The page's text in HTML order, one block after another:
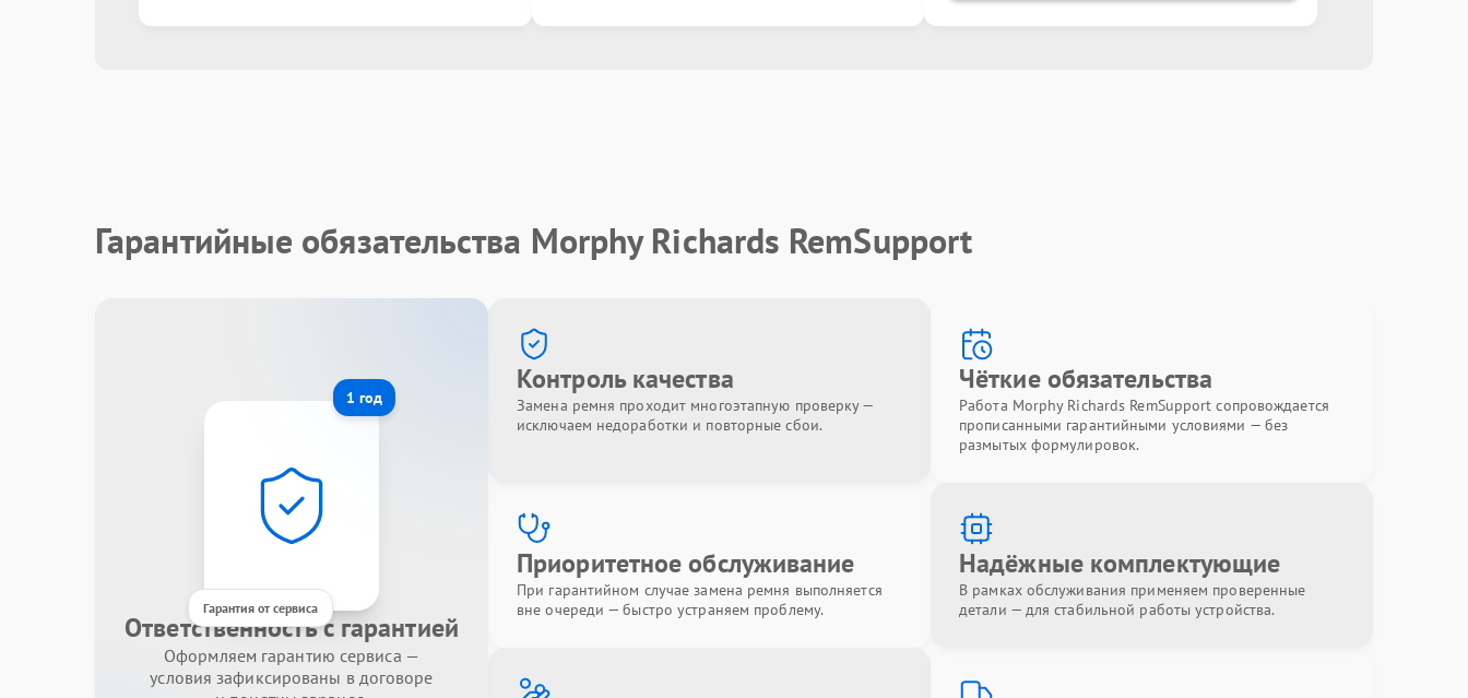
Гарантийные обязательства Morphy Richards RemSupport
1 год
Гарантия от сервиса
Ответственность с гарантией
Оформляем гарантию сервиса —
условия зафиксированы в договоре
Контроль качества
Замена ремня проходит многоэтапную проверку —
исключаем недоработки и повторные сбои.
Чёткие обязательства
Работа Morphy Richards RemSupport сопровождается
прописанными гарантийными условиями — без
размытых формулировок.
Приоритетное обслуживание
При гарантийном случае замена ремня выполняется
вне очереди — быстро устраняем проблему.
Надёжные комплектующие
В рамках обслуживания применяем проверенные
детали — для стабильной работы устройства.